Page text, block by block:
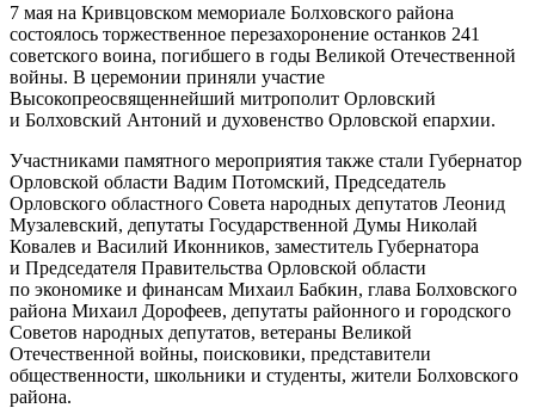
7 мая на Кривцовском мемориале Болховского района
состоялось торжественное перезахоронение останков 241
советского воина, погибшего в годы Великой Отечественной
войны. В церемонии приняли участие
Высокопреосвященнейший митрополит Орловский
и Болховский Антоний и духовенство Орловской епархии.
Участниками памятного мероприятия также стали Губернатор
Орловской области Вадим Потомский, Председатель
Орловского областного Совета народных депутатов Леонид
Музалевский, депутаты Государственной Думы Николай
Ковалев и Василий Иконников, заместитель Губернатора
и Председателя Правительства Орловской области
по экономике и финансам Михаил Бабкин, глава Болховского
района Михаил Дорофеев, депутаты районного и городского
Советов народных депутатов, ветераны Великой
Отечественной войны, поисковики, представители
общественности, школьники и студенты, жители Болховского
района.